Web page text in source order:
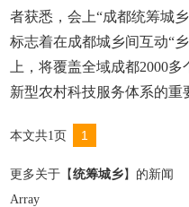
者获悉，会上“成都统筹城
标志着在成都城乡间互动“
上，将覆盖全域成都2000
新型农村科技服务体系的重
本文共1页 1
更多关于【统筹城乡】的新闻
Array